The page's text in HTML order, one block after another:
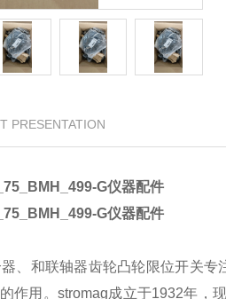
PRESENTATION
G仪器配件
G仪器配件
、和联轴器齿轮凸轮限位开关
作用。stromag成立于1932年，